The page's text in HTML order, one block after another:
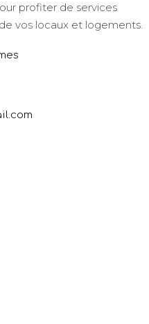
profiter de services
vos locaux et logements.